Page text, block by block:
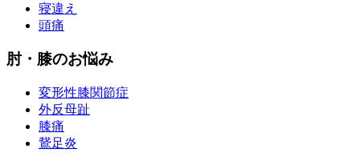
寝違え
頭痛
肘・膝のお悩み
変形性膝関節症
外反母趾
膝痛
鵞足炎